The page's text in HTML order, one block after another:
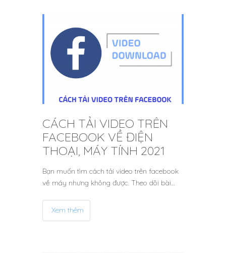
CÁCH TẢI VIDEO TRÊN
FACEBOOK VỀ ĐIỆN
THOẠI, MÁY TÍNH 2021
Bạn muốn tìm cách tải video trên facebook
về máy nhưng không được. Theo dõi bài…
Xem thêm